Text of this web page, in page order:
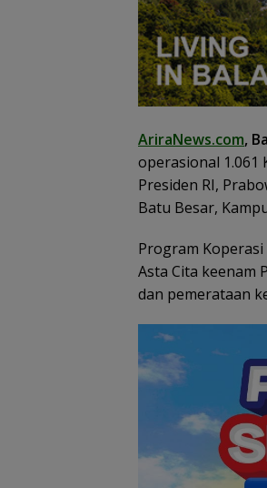
AriraNews.com,
operasional 1.061
Presiden RI,
Batu Besar,
Program
Asta Cita keenam
dan pemerataan
BP Batam Perkuat
Transparansi
Tanah Reguler
Hadir Melalui LMS